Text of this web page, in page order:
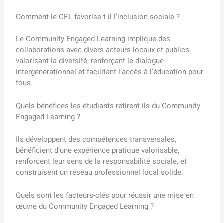
Comment le CEL favorise-t-il l’inclusion sociale ?
Le Community Engaged Learning implique des
collaborations avec divers acteurs locaux et publics,
valorisant la diversité, renforçant le dialogue
intergénérationnel et facilitant l’accès à l’éducation pour
tous.
Quels bénéfices les étudiants retirent-ils du Community
Engaged Learning ?
Ils développent des compétences transversales,
bénéficient d’une expérience pratique valorisable,
renforcent leur sens de la responsabilité sociale, et
construisent un réseau professionnel local solide.
Quels sont les facteurs-clés pour réussir une mise en
œuvre du Community Engaged Learning ?